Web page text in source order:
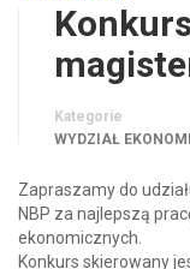
Kategorie
WYDZIAŁ
Zapraszamy do
NBP za najlepszą
ekonomicznych.
Konkurs skierowany